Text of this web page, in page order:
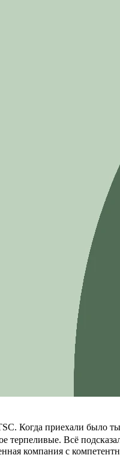
Когда приехали было
терпеливые. Всё
компания с